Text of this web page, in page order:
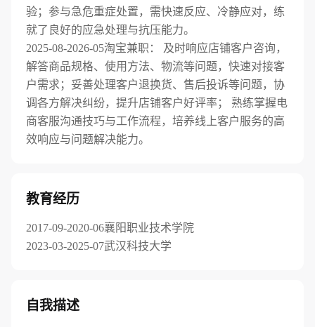
验；参与急危重症处置，需快速反应、冷静应对，练
就了良好的应急处理与抗压能力。
2025-08-2026-05淘宝兼职： 及时响应店铺客户咨询，
解答商品规格、使用方法、物流等问题，快速对接客
户需求；妥善处理客户退换货、售后投诉等问题，协
调各方解决纠纷，提升店铺客户好评率； 熟练掌握电
商客服沟通技巧与工作流程，培养线上客户服务的高
效响应与问题解决能力。
教育经历
2017-09-2020-06襄阳职业技术学院
2023-03-2025-07武汉科技大学
自我描述